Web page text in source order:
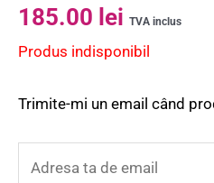
185.00 lei TVA inclus
Produs indisponibil
Trimite-mi un email când